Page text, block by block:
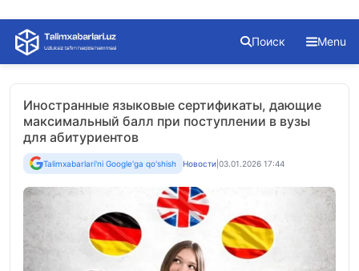
Skip
content
Поиск Menu
Иностранные языковые сертификаты, дающие
максимальный балл при поступлении в вузы
для абитуриентов
Talimxabarlari'ni Google'ga qo'shish Новости 03.01.2026 17:44